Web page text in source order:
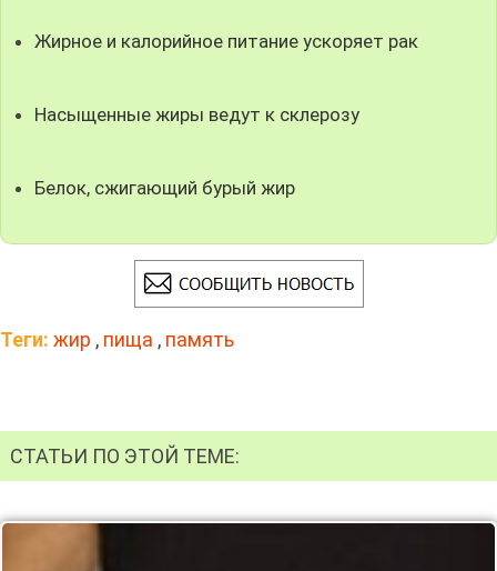
Жирное и калорийное питание ускоряет рак
Насыщенные жиры ведут к склерозу
Белок, сжигающий бурый жир
Теги: жир , пища , память
СТАТЬИ ПО ЭТОЙ ТЕМЕ: